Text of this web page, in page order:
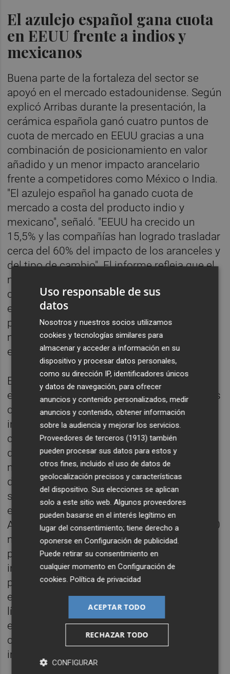
El azulejo español gana cuota
en EEUU frente a indios y
mexicanos
Buena parte de la fortaleza del sector se
apoyó en el mercado estadounidense. Según
explicó Arribas durante la presentación, la
cerámica española ganó cuatro puntos de
cuota de mercado en EEUU gracias a una
combinación de posicionamiento en valor
añadido y un menor impacto arancelario
frente a competidores como México o India.
"El azulejo español ha ganado cuota de
mercado a costa del producto indio y
mexicano", señaló. "EEUU ha crecido un
15,5% y las compañías han logrado trasladar
cerca del 60% del impacto de los aranceles y
del tipo de cambio". El informe refleja que el
mercado norteamericano se ha consolidado
como el principal sostén exterior del sector
en un momento en el que algunos de los
principales países europeos continúan
mostrando síntomas de desaceleración
económica y debilidad en la demanda.
El estudio también pone el foco en el fuerte
esfuerzo inversor realizado por las empresas
cerámicas en un contexto marcado por la
incertidumbre global y el incremento de
costes energéticos. "Una parte importante
de la caja generada se ha reinvertido en
maquinaria, energía, mejora de eficiencia y
descarbonización, y eso demuestra que el
sector sigue apostando por el crecimiento
en mercados de alto valor añadido", afirmó
Arribas. Las inversiones superiores a los 400
millones de euros se han concentrado
principalmente en la modernización
industrial, la automatización de procesos y
proyectos vinculados a la eficiencia
energética y la reducción de emisiones, en
línea con las exigencias regulatorias
europeas y la necesidad de mantener
competitividad frente a otros productores
internacionales.
Uso responsable de sus
datos
Nosotros y nuestros socios utilizamos
cookies y tecnologías similares para
almacenar y acceder a información en su
dispositivo y procesar datos personales,
como su dirección IP, identificadores únicos
y datos de navegación, para ofrecer
anuncios y contenido personalizados, medir
anuncios y contenido, obtener información
sobre la audiencia y mejorar los servicios.
Proveedores de terceros (1913) también
pueden procesar sus datos para estos y
otros fines, incluido el uso de datos de
geolocalización precisos y características
del dispositivo. Sus elecciones se aplican
solo a este sitio web. Algunos proveedores
pueden basarse en el interés legítimo en
lugar del consentimiento; tiene derecho a
oponerse enConfiguración de publicidad
Puede retirar su consentimiento en
cualquier momento enConfiguración de
cookies .Política de privacidad
ACEPTAR TODO
RECHAZAR TODO
CONFIGURAR